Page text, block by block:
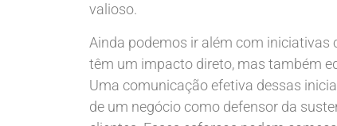
valioso.
Ainda podemos ir além com
têm um impacto direto, mas também
Uma comunicação efetiva dessas
de um negócio como defensor da